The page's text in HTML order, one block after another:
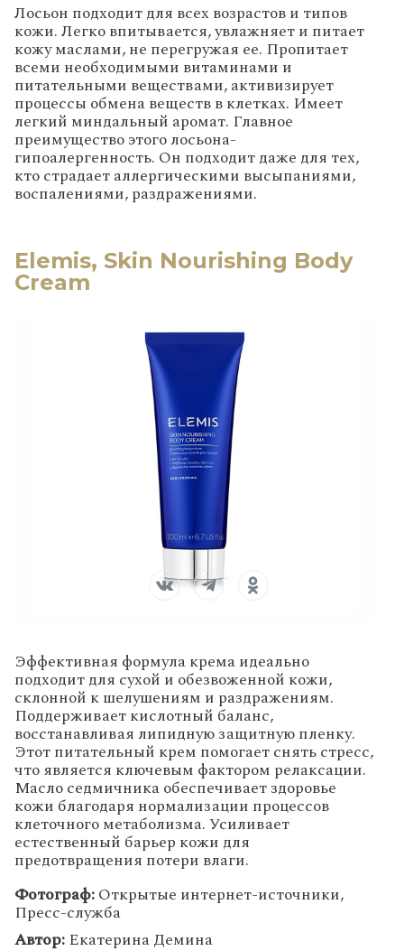
Лосьон подходит для всех возрастов и типов
кожи. Легко впитывается, увлажняет и питает
кожу маслами, не перегружая ее. Пропитает
всеми необходимыми витаминами и
питательными веществами, активизирует
процессы обмена веществ в клетках. Имеет
легкий миндальный аромат. Главное
преимущество этого лосьона-
гипоалергенность. Он подходит даже для тех,
кто страдает аллергическими высыпаниями,
воспалениями, раздражениями.
Elemis, Skin Nourishing Body
Cream
Эффективная формула крема идеально
подходит для сухой и обезвоженной кожи,
склонной к шелушениям и раздражениям.
Поддерживает кислотный баланс,
восстанавливая липидную защитную пленку.
Этот питательный крем помогает снять стресс,
что является ключевым фактором релаксации.
Масло седмичника обеспечивает здоровье
кожи благодаря нормализации процессов
клеточного метаболизма. Усиливает
естественный барьер кожи для
предотвращения потери влаги.
Фотограф:Открытые интернет-источники,
Пресс-служба
Автор:Екатерина Демина